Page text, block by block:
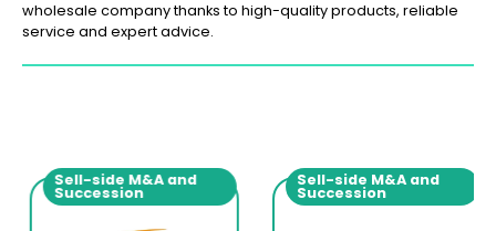
wholesale company thanks to high-quality products, reliable
service and expert advice.
Sell-side M&A and
Succession
Sell-side M&A and
Succession